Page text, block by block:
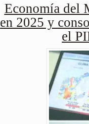
Economía del
en 2025 y
el